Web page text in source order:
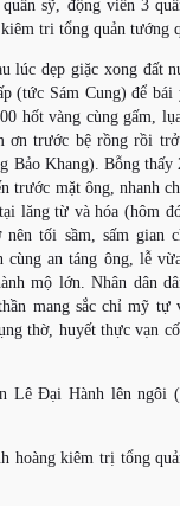
sỹ, động viên 3
tri tổng quản tướng
lúc dẹp giặc xong đất
(tức Sám Cung) để
hốt vàng cùng gấm,
ơn trước bệ rồng rồi
Bảo Khang). Bỗng thấy
trước mặt ông, nhanh
lăng từ và hóa (hôm
tối sầm, sấm gian
cùng an táng ông, lễ
mộ lớn. Nhân dân
mang sắc chỉ mỹ tự
thờ, huyết thực vạn
Lê Đại Hành lên ngôi
hoàng kiêm trị tổng